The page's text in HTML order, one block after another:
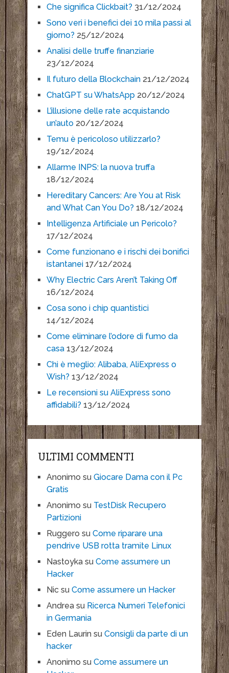
Che significa Clickbait? 31/12/2024
Sono veri i benefici dei 10 mila passi al
giorno? 25/12/2024
Analisi delle truffe finanziarie
23/12/2024
Il futuro della Blockchain 21/12/2024
ChatGPT su WhatsApp 20/12/2024
L’illusione delle rate acquistando
un’auto 20/12/2024
Temu è pericoloso utilizzarlo?
19/12/2024
Allarme INPS: la nuova truffa
18/12/2024
Hereditary Cancers: Are You at Risk
and What Can You Do? 18/12/2024
Intelligenza Artificiale un Pericolo?
17/12/2024
Come funzionano e i rischi dei bonifici
istantanei 17/12/2024
Why Electric Cars Aren’t Taking Off
16/12/2024
Cosa sono i chip quantistici
14/12/2024
Come eliminare l’odore di fumo da
casa 13/12/2024
Chi è meglio: Alibaba, AliExpress o
Wish? 13/12/2024
Le recensioni su AliExpress sono
affidabili? 13/12/2024
ULTIMI COMMENTI
Anonimo su Giocare Dama con il Pc
Gratis
Anonimo su TestDisk Recupero
Partizioni
Ruggero su Come riparare una
pendrive USB rotta tramite Linux
Nastoykasu Come assumere un
Hacker
Nicsu Come assumere un Hacker
Andreasu Ricerca Numeri Telefonici
in Germania
Eden Laurinsu Consigli da parte di un
hacker
Anonimo su Come assumere un